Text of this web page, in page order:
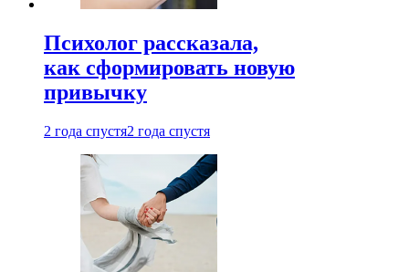
Психолог рассказала,
как сформировать новую
привычку
2 года спустя2 года спустя